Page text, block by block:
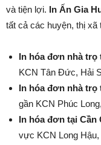
và tiện lợi. In Ấn Gia
tất cả các huyện, thị xã
In hóa đơn nhà trọ
KCN Tân Đức, Hải
In hóa đơn nhà trọ
gần KCN Phúc
In hóa đơn tại
vực KCN Long